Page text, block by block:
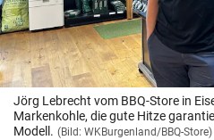
Jörg Lebrecht vom BBQ-Store in
Markenkohle, die gute Hitze
Modell. (Bild: WKBurgenland/BBQ-Store)